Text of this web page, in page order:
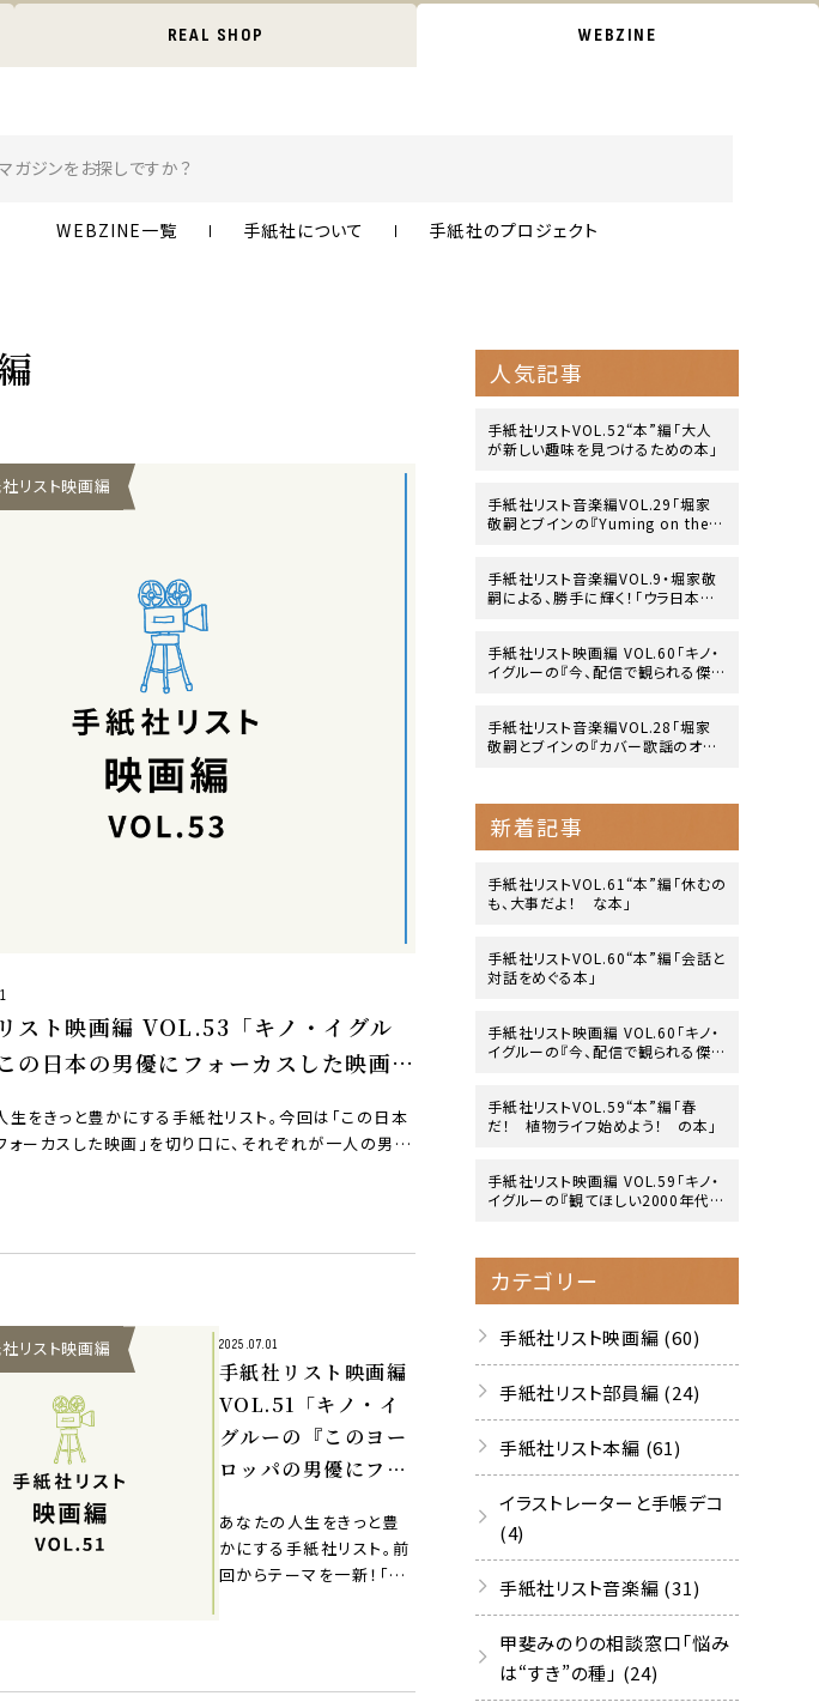
REAL SHOP WEBZINE
WEBZINE一覧 手紙社について 手紙社のプロジェクト
リスト映画編
スト映画編 VOL.53「キノ・イグル
の日本の男優にフォーカスした映画』
生をきっと豊かにする手紙社リスト。今回は「この日本
ォーカスした映画」を切り口に、それぞれが一人の男優
リスト映画編 2025.07.01
手紙社リスト映画編
VOL.51「キノ・イ
グルーの『このヨー
ロッパの男優にフォ
作」
あなたの人生をきっと豊
かにする手紙社リスト。前
回からテーマを一新！「こ
人気記事
手紙社リストVOL.52“本”編「大人
が新しい趣味を見つけるための本」
手紙社リスト音楽編VOL.29「堀家
敬嗣とブインの『Yuming on the B
手紙社リスト音楽編VOL.9・堀家敬
嗣による、勝手に輝く！「ウラ日本レ
手紙社リスト映画編 VOL.60「キノ・
イグルーの『今、配信で観られる傑
手紙社リスト音楽編VOL.28「堀家
敬嗣とブインの『カバー歌謡のオリ
新着記事
手紙社リストVOL.61“本”編「休むの
も、大事だよ！ な本」
手紙社リストVOL.60“本”編「会話と
対話をめぐる本」
手紙社リスト映画編 VOL.60「キノ・
イグルーの『今、配信で観られる傑
手紙社リストVOL.59“本”編「春
だ！ 植物ライフ始めよう！ の本」
手紙社リスト映画編 VOL.59「キノ・
イグルーの『観てほしい2000年代の
カテゴリー
手紙社リスト映画編 (60)
手紙社リスト部員編 (24)
手紙社リスト本編 (61)
イラストレーターと手帳デコ
(4)
手紙社リスト音楽編 (31)
甲斐みのりの相談窓口「悩み
は“すき”の種」 (24)